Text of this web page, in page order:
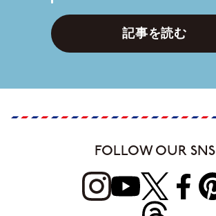
記事を読む
FOLLOW OUR SNS